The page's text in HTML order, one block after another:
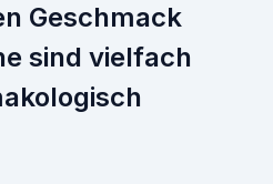
Geschmack
sind vielfach